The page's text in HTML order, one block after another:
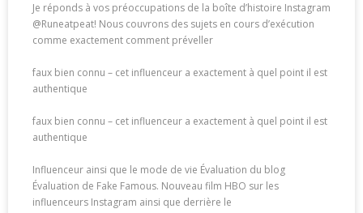
Je réponds à vos préoccupations de la boîte d’histoire Instagram
@Runeatpeat! Nous couvrons des sujets en cours d’exécution
comme exactement comment préveller
faux bien connu – cet influenceur a exactement à quel point il est
authentique
faux bien connu – cet influenceur a exactement à quel point il est
authentique
Influenceur ainsi que le mode de vie Évaluation du blog
Évaluation de Fake Famous. Nouveau film HBO sur les
influenceurs Instagram ainsi que derrière le